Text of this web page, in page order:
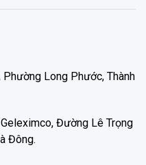
Long Phước, Thành
Đường Lê Trọng
Đông.